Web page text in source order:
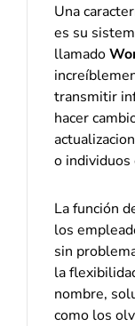
Una
es su
llamado
transmitir
hacer
o individuos
La función
los
sin
la
nombre,
como los